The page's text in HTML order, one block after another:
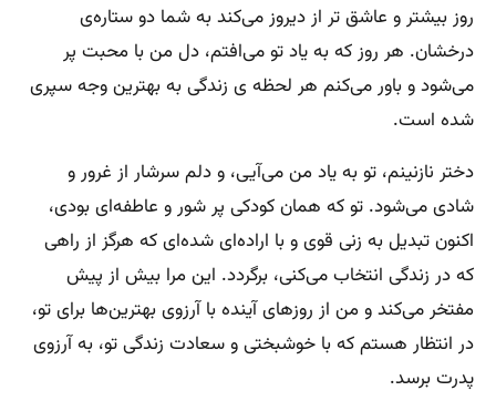
روز بیشتر و عاشق تر از دیروز می‌کند به شما دو ستاره‌ی
درخشان. هر روز که به یاد تو می‌افتم، دل من با محبت پر
می‌شود و باور می‌کنم هر لحظه ی زندگی به بهترین وجه سپری
شده است.
دختر نازنینم، تو به یاد من می‌آیی، و دلم سرشار از غرور و
شادی می‌شود. تو که همان کودکی پر شور و عاطفه‌ای بودی،
اکنون تبدیل به زنی قوی و با اراده‌ای شده‌ای که هرگز از راهی
که در زندگی انتخاب می‌کنی، برگردد. این مرا بیش از پیش
مفتخر می‌کند و من از روزهای آینده با آرزوی بهترین‌ها برای تو،
در انتظار هستم که با خوشبختی و سعادت زندگی تو، به آرزوی
پدرت برسد.